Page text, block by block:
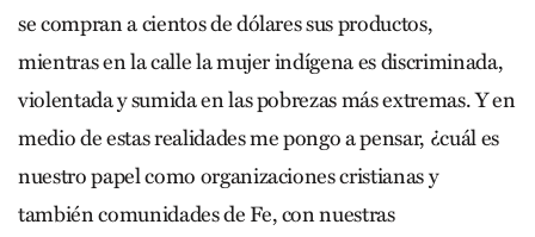
se compran a cientos de dólares sus productos,
mientras en la calle la mujer indígena es discriminada,
violentada y sumida en las pobrezas más extremas. Y en
medio de estas realidades me pongo a pensar, ¿cuál es
nuestro papel como organizaciones cristianas y
también comunidades de Fe, con nuestras